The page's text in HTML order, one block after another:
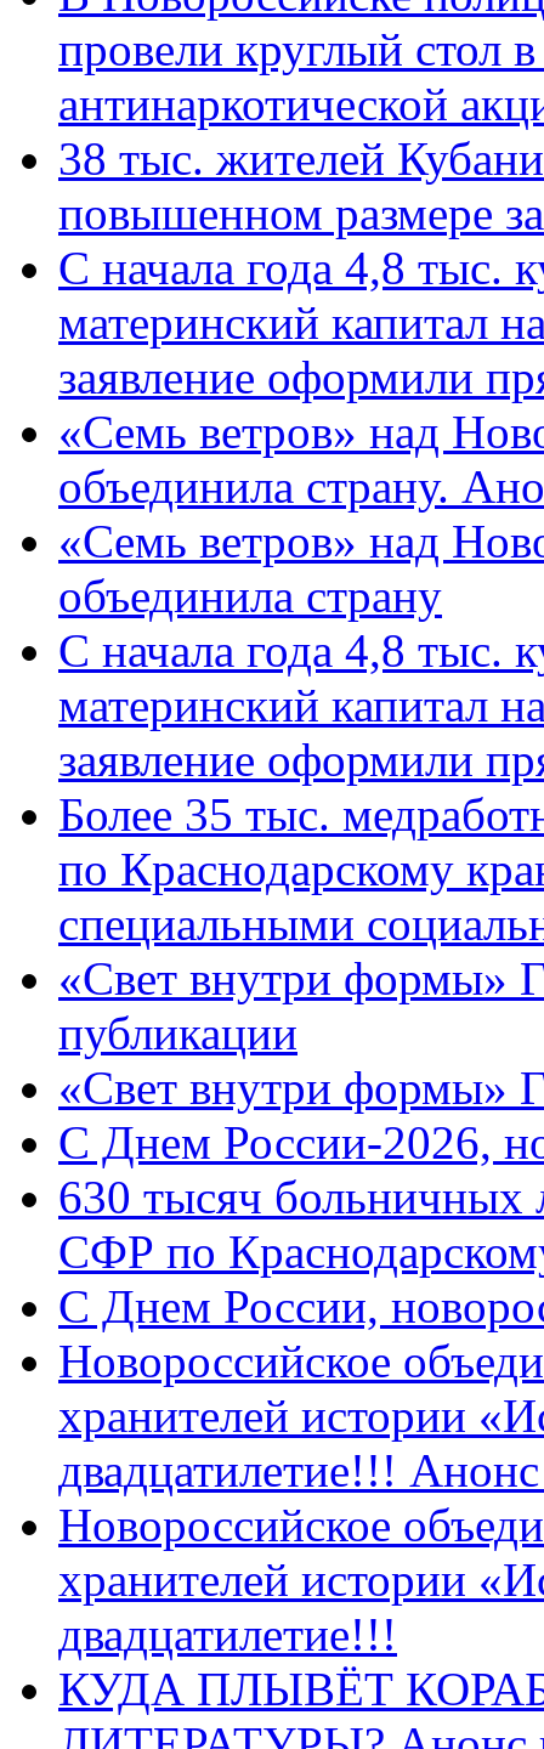
провели круглый стол
антинаркотической
38 тыс. жителей
повышенном размере
С начала года 4,8 тыс.
материнский капитал
заявление оформили
«Семь ветров» над
объединила страну.
«Семь ветров» над
объединила страну
С начала года 4,8 тыс.
материнский капитал
заявление оформили
Более 35 тыс.
по Краснодарскому
специальными
«Свет внутри формы»
публикации
«Свет внутри формы»
C Днем России-2026,
630 тысяч больничных
СФР по
C Днем России,
Новороссийское
хранителей истории
двадцатилетие!!!
Новороссийское
хранителей истории
двадцатилетие!!!
КУДА ПЛЫВЁТ